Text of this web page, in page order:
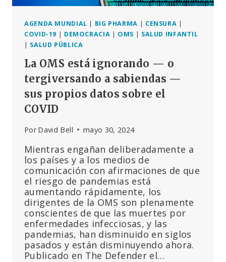
AGENDA MUNDIAL | BIG PHARMA | CENSURA |
COVID-19 | DEMOCRACIA | OMS | SALUD INFANTIL
| SALUD PÚBLICA
La OMS está ignorando — o
tergiversando a sabiendas —
sus propios datos sobre el
COVID
Por David Bell mayo 30, 2024
Mientras engañan deliberadamente a
los países y a los medios de
comunicación con afirmaciones de que
el riesgo de pandemias está
aumentando rápidamente, los
dirigentes de la OMS son plenamente
conscientes de que las muertes por
enfermedades infecciosas, y las
pandemias, han disminuido en siglos
pasados y están disminuyendo ahora.
Publicado en The Defender el…